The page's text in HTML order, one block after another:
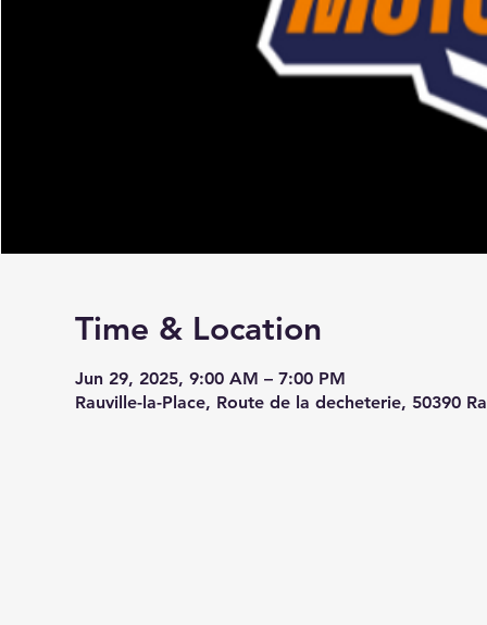
Time & Location
Jun 29, 2025, 9:00 AM – 7:00 PM
Rauville-la-Place, Route de la decheterie, 50390